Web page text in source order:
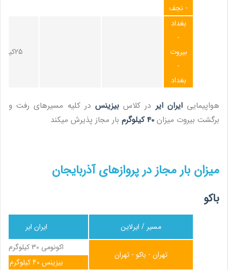
- نجف
25کیلوگرم
بغداد
-
بیروت
-
بغداد
هواپیماییایران ایر در کلاسبیزینس در کلیه مسیرهای رفت و
برگشت بیروت میزان 40 کیلوگرم بار مجاز پذیرش میکند
میزان بار مجاز در پروازهای آذربایجان
باکو
ایران ایر
مسیر / ایرلاین
اکونومی 30 کیلوگرم
تهران - باکو - تهران
بیزینس 40 کیلوگرم